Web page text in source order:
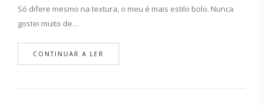
Só difere mesmo na textura, o meu é mais estilo bolo. Nunca
gostei muito de…
CONTINUAR A LER